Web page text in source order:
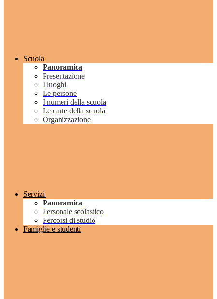
Scuola
Panoramica
Presentazione
I luoghi
Le persone
I numeri della scuola
Le carte della scuola
Organizzazione
Servizi
Panoramica
Personale scolastico
Percorsi di studio
Famiglie e studenti